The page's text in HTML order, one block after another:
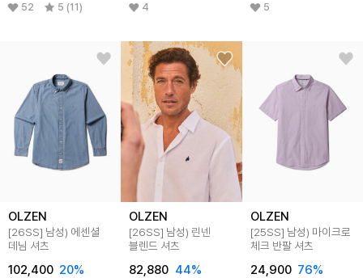
52 5 (11) 4 5
OLZEN
[26SS] 남성) 에센셜
데님 셔츠
102,400 20%
OLZEN
[26SS] 남성) 린넨
블렌드 셔츠
82,880 44%
OLZEN
[25SS] 남성) 마이크로
체크 반팔 셔츠
24,900 76%